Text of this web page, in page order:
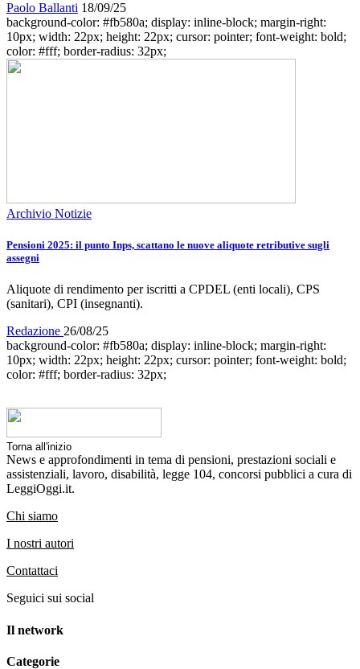
Paolo Ballanti 18/09/25
background-color: #fb580a; display: inline-block; margin-right:
10px; width: 22px; height: 22px; cursor: pointer; font-weight: bold;
color: #fff; border-radius: 32px;
Archivio Notizie
Pensioni 2025: il punto Inps, scattano le nuove aliquote retributive sugli
assegni
Aliquote di rendimento per iscritti a CPDEL (enti locali), CPS
(sanitari), CPI (insegnanti).
Redazione 26/08/25
background-color: #fb580a; display: inline-block; margin-right:
10px; width: 22px; height: 22px; cursor: pointer; font-weight: bold;
color: #fff; border-radius: 32px;
Torna all'inizio
News e approfondimenti in tema di pensioni, prestazioni sociali e
assistenziali, lavoro, disabilità, legge 104, concorsi pubblici a cura di
LeggiOggi.it.
Chi siamo
I nostri autori
Contattaci
Seguici sui social
Il network
Categorie